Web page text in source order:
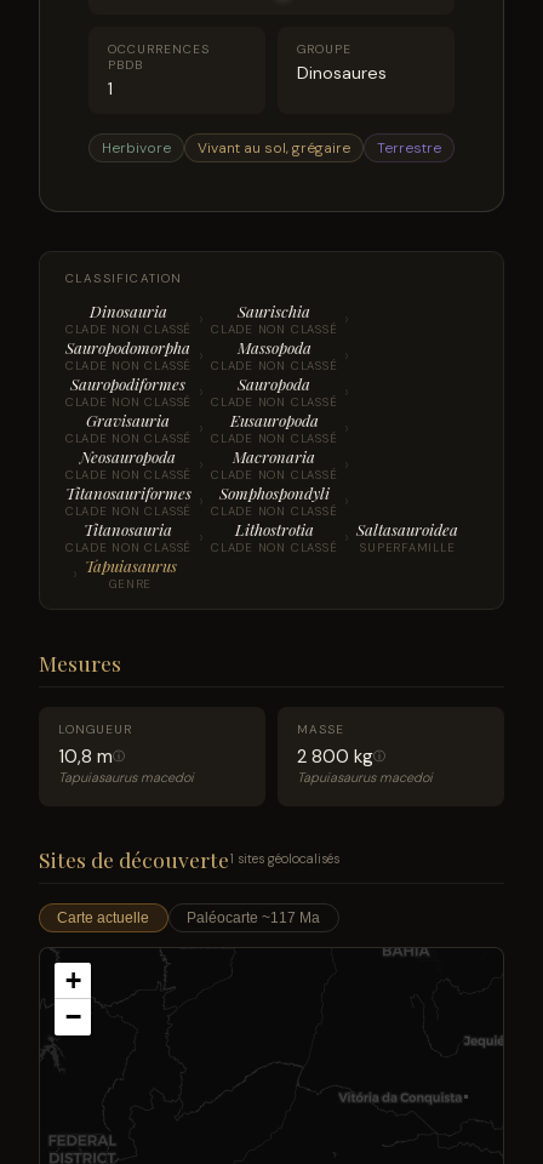
OCCURRENCES
PBDB
1
GROUPE
Dinosaures
Herbivore Vivant au sol, grégaire Terrestre
CLASSIFICATION
Dinosauria
CLADE NON CLASSÉ › Saurischia
CLADE NON CLASSÉ ›
Sauropodomorpha
CLADE NON CLASSÉ › Massopoda
CLADE NON CLASSÉ ›
Sauropodiformes
CLADE NON CLASSÉ › Sauropoda
CLADE NON CLASSÉ ›
Gravisauria
CLADE NON CLASSÉ › Eusauropoda
CLADE NON CLASSÉ ›
Neosauropoda
CLADE NON CLASSÉ › Macronaria
CLADE NON CLASSÉ ›
Titanosauriformes
CLADE NON CLASSÉ › Somphospondyli
CLADE NON CLASSÉ ›
Titanosauria
CLADE NON CLASSÉ › Lithostrotia
CLADE NON CLASSÉ › Saltasauroidea
SUPERFAMILLE
› Tapuiasaurus
GENRE
Mesures
LONGUEUR
10,8 mⓘ
Tapuiasaurus macedoi
MASSE
2 800 kgⓘ
Tapuiasaurus macedoi
Sites de découverte1 sites géolocalisés
Carte actuelle Paléocarte ~117 Ma
+
−